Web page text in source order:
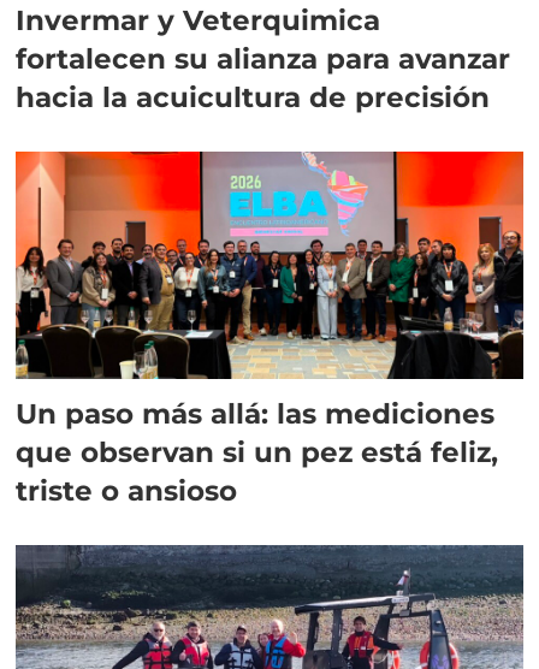
Invermar y Veterquimica
fortalecen su alianza para avanzar
hacia la acuicultura de precisión
Un paso más allá: las mediciones
que observan si un pez está feliz,
triste o ansioso